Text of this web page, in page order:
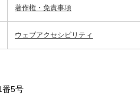
著作権・免責事項
ウェブアクセシビリティ
番5号